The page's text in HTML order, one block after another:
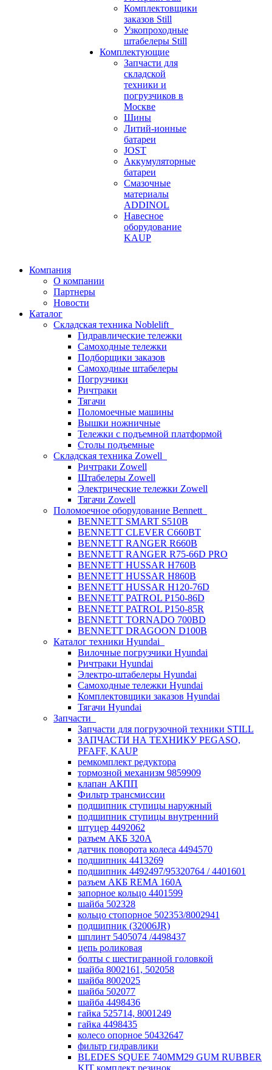
Комплектовщики
заказов Still
Узкопроходные
штабелеры Still
Комплектующие
Запчасти для
складской
техники и
погрузчиков в
Москве
Шины
Литий-ионные
батареи
JOST
Аккумуляторные
батареи
Смазочные
материалы
ADDINOL
Навесное
оборудование
KAUP
Компания
О компании
Партнеры
Новости
Каталог
Складская техника Noblelift
Гидравлические тележки
Самоходные тележки
Подборщики заказов
Самоходные штабелеры
Погрузчики
Ричтраки
Тягачи
Поломоечные машины
Вышки ножничные
Тележки с подъемной платформой
Столы подъемные
Складская техника Zowell
Ричтраки Zowell
Штабелеры Zowell
Электрические тележки Zowell
Тягачи Zowell
Поломоечное оборудование Bennett
BENNETT SMART S510B
BENNETT CLEVER C660BT
BENNETT RANGER R660B
BENNETT RANGER R75-66D PRO
BENNETT HUSSAR H760B
BENNETT HUSSAR H860B
BENNETT HUSSAR H120-76D
BENNETT PATROL P150-86D
BENNETT PATROL P150-85R
BENNETT TORNADO 700BD
BENNETT DRAGOON D100B
Каталог техники Hyundai
Вилочные погрузчики Hyundai
Ричтраки Hyundai
Электро-штабелеры Hyundai
Самоходные тележки Hyundai
Комплектовщики заказов Hyundai
Тягачи Hyundai
Запчасти
Запчасти для погрузочной техники STILL
ЗАПЧАСТИ НА ТЕХНИКУ PEGASO,
PFAFF, KAUP
ремкомплект редуктора
тормозной механизм 9859909
клапан АКПП
Фильтр трансмиссии
подшипник ступицы наружный
подшипник ступицы внутренний
штуцер 4492062
разъем АКБ 320А
датчик поворота колеса 4494570
подшипник 4413269
подшипник 4492497/95320764 / 4401601
разъем АКБ REMA 160А
запорное кольцо 4401599
шайба 502328
кольцо стопорное 502353/8002941
подшипник (32006JR)
шплинт 5405074 /4498437
цепь роликовая
болты с шестигранной головкой
шайба 8002161, 502058
шайба 8002025
шайба 502077
шайба 4498436
гайка 525714, 8001249
гайка 4498435
колесо опорное 50432647
фильтр гидравлики
BLEDES SQUEE 740MM29 GUM RUBBER
KIT комплект резинок